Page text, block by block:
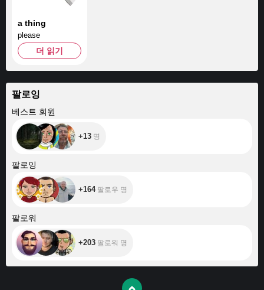
a thing
please
더 읽기
팔로잉
베스트 회원
+13 명
팔로잉
+164팔로우 명
팔로워
+203 팔로워 명